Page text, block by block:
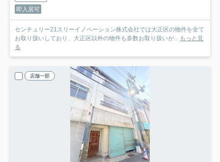
即入居可
センチュリー21スリーイノベーション株式会社では大正区の物件を全て
お取り扱いしており、大正区以外の物件も多数お取り扱いが... もっと見
る
店舗一部